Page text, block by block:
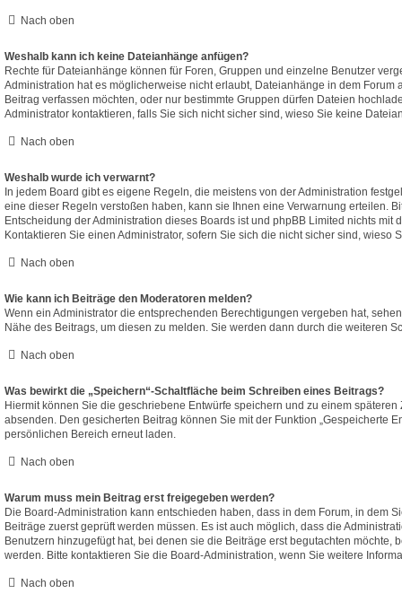
Nach oben
Weshalb kann ich keine Dateianhänge anfügen?
Rechte für Dateianhänge können für Foren, Gruppen und einzelne Benutzer
Administration hat es möglicherweise nicht erlaubt, Dateianhänge in dem Forum
Beitrag verfassen möchten, oder nur bestimmte Gruppen dürfen Dateien
Administrator kontaktieren, falls Sie sich nicht sicher sind, wieso Sie keine
Nach oben
Weshalb wurde ich verwarnt?
In jedem Board gibt es eigene Regeln, die meistens von der Administration
eine dieser Regeln verstoßen haben, kann sie Ihnen eine Verwarnung erteilen.
Entscheidung der Administration dieses Boards ist und phpBB Limited nichts mit
Kontaktieren Sie einen Administrator, sofern Sie sich die nicht sicher sind, wieso
Nach oben
Wie kann ich Beiträge den Moderatoren melden?
Wenn ein Administrator die entsprechenden Berechtigungen vergeben hat,
Nähe des Beitrags, um diesen zu melden. Sie werden dann durch die weiteren
Nach oben
Was bewirkt die „Speichern“-Schaltfläche beim Schreiben eines Beitrags?
Hiermit können Sie die geschriebene Entwürfe speichern und zu einem
absenden. Den gesicherten Beitrag können Sie mit der Funktion „Gespeicherte
persönlichen Bereich erneut laden.
Nach oben
Warum muss mein Beitrag erst freigegeben werden?
Die Board-Administration kann entschieden haben, dass in dem Forum, in dem
Beiträge zuerst geprüft werden müssen. Es ist auch möglich, dass die
Benutzern hinzugefügt hat, bei denen sie die Beiträge erst begutachten möchte,
werden. Bitte kontaktieren Sie die Board-Administration, wenn Sie weitere
Nach oben